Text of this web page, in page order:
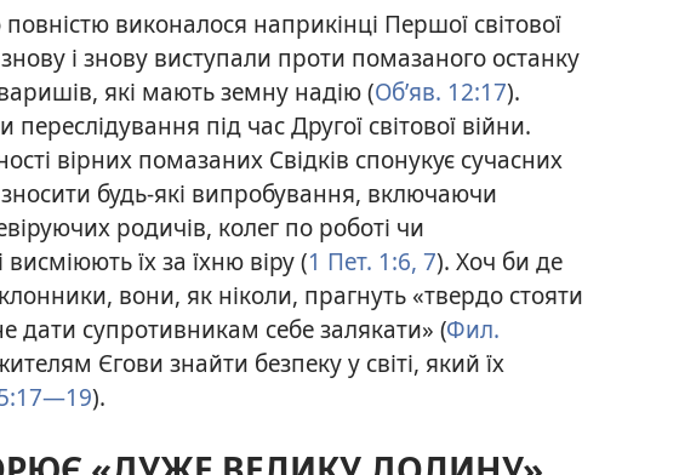
виконалося наприкінці Першої світової
і знову виступали проти помазаного останку
які мають земну надію (Об’яв. 12:17).
під час Другої світової війни.
вірних помазаних Свідків спонукує сучасних
будь-які випробування, включаючи
родичів, колег по роботі чи
їх за їхню віру (1 Пет. 1:6, 7). Хоч би де
вони, як ніколи, прагнуть «твердо стояти
дати супротивникам себе залякати» (Фил.
Єгови знайти безпеку у світі, який їх
).